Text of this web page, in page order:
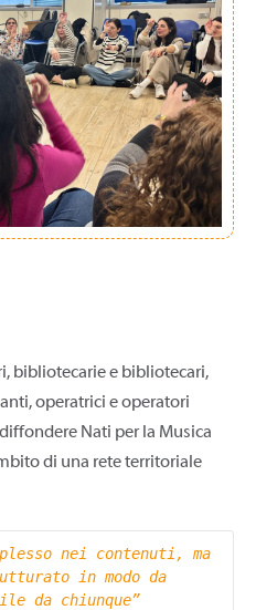
bibliotecarie e bibliotecari,
operatrici e operatori
Nati per la Musica
di una rete territoriale
nei contenuti, ma
in modo da
da chiunque”